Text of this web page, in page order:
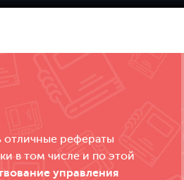
отличные рефераты
в том числе и по этой
управления